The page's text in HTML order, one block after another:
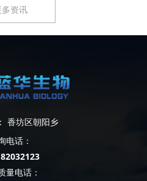
多资讯
香坊区朝阳乡
电话：
量电话：